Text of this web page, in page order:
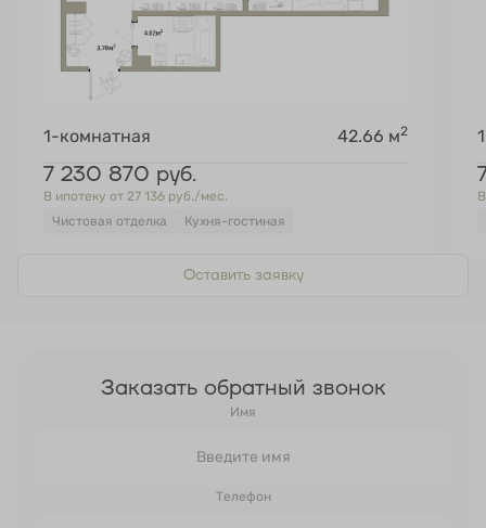
1-комнатная 42.66 м2
7 230 870 руб.
В ипотеку от 27 136 руб./мес.
Чистовая отделка
Кухня-гостиная
Оставить заявку
Заказать обратный звонок
Имя
Телефон